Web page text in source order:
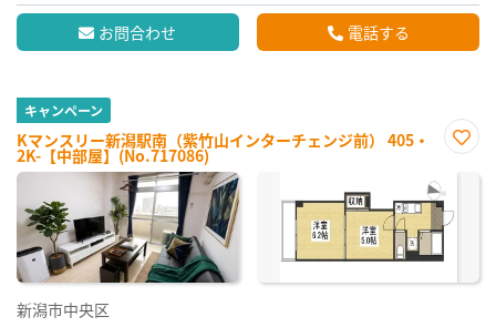
お問合わせ 電話する
キャンペーン
Kマンスリー新潟駅南（紫竹山インターチェンジ前） 405・
2K-【中部屋】(No.717086)
に入
録
新潟市中央区